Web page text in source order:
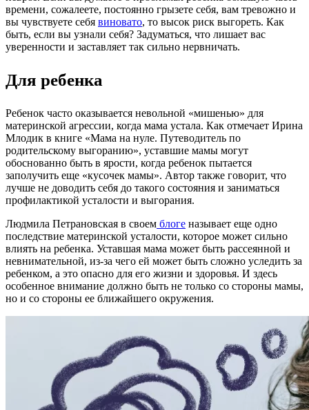
времени, сожалеете, постоянно грызете себя, вам тревожно и
вы чувствуете себя виновато, то высок риск выгореть. Как
быть, если вы узнали себя? Задуматься, что лишает вас
уверенности и заставляет так сильно нервничать.
Для ребенка
Ребенок часто оказывается невольной «мишенью» для
материнской агрессии, когда мама устала. Как отмечает Ирина
Млодик в книге «Мама на нуле. Путеводитель по
родительскому выгоранию», уставшие мамы могут
обоснованно быть в ярости, когда ребенок пытается
заполучить еще «кусочек мамы». Автор также говорит, что
лучше не доводить себя до такого состояния и заниматься
профилактикой усталости и выгорания.
Людмила Петрановская в своем блоге называет еще одно
последствие материнской усталости, которое может сильно
влиять на ребенка. Уставшая мама может быть рассеянной и
невнимательной, из-за чего ей может быть сложно уследить за
ребенком, а это опасно для его жизни и здоровья. И здесь
особенное внимание должно быть не только со стороны мамы,
но и со стороны ее ближайшего окружения.